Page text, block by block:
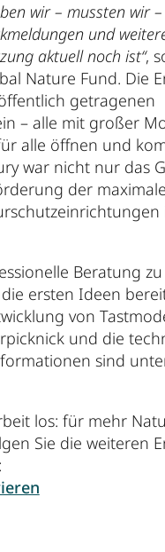
wir – mussten wir
und
aktuell noch ist“,
Nature Fund. Die
getragenen
– alle mit großer
alle öffnen und
war nicht nur das
der
Beratung
ersten Ideen
von
und die
sind
los: für mehr
Sie die weiteren